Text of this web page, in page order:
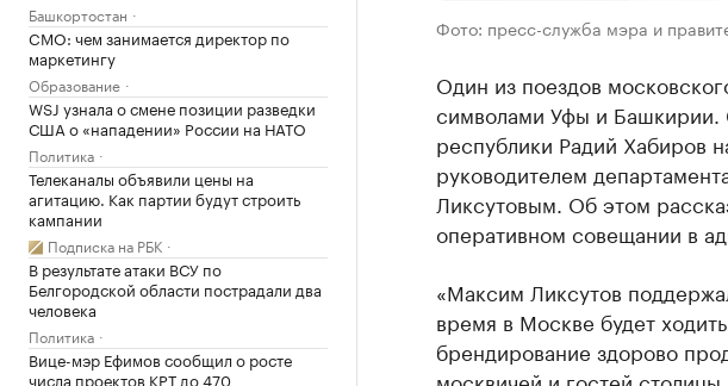
Башкортостан
CMO: чем занимается директор по
маркетингу
Образование
WSJ узнала о смене позиции разведки
США о «нападении» России на НАТО
Политика
Телеканалы объявили цены на
агитацию. Как партии будут строить
кампании
Подписка на РБК
В результате атаки ВСУ по
Белгородской области пострадали два
человека
Политика
Вице-мэр Ефимов сообщил о росте
числа проектов КРТ до 470
Фото: пресс-служба мэра и
Один из поездов
символами Уфы и Башкирии.
республики Радий Хабиров
руководителем
Ликсутовым. Об этом
оперативном совещании в
«Максим Ликсутов
время в Москве будет
брендирование здорово